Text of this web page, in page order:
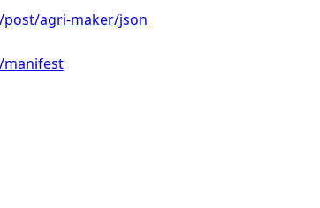
agri-maker/json